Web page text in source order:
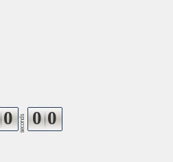
0 seconds 0 0